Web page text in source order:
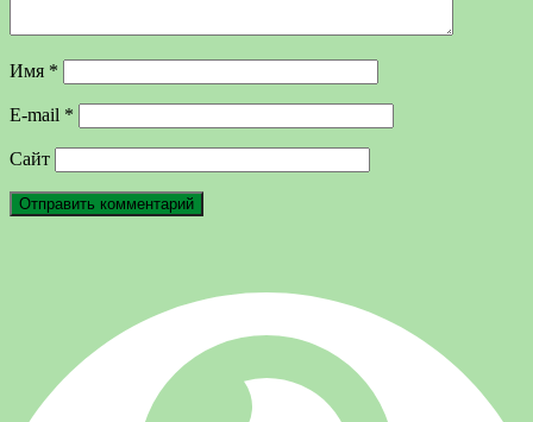
Имя *
E-mail *
Сайт